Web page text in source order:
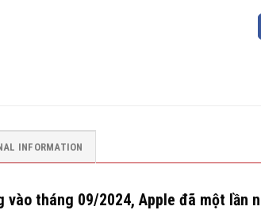
INFORMATION
vào tháng 09/2024, Apple đã một lần